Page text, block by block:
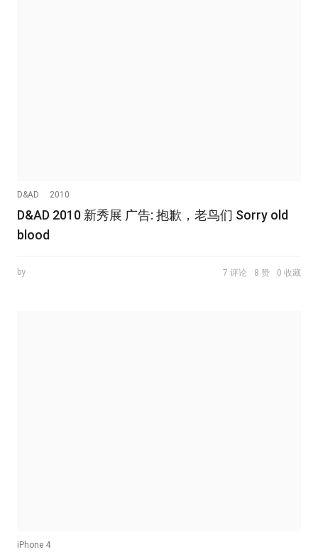
D&AD 2010
D&AD 2010 新秀展 广告: 抱歉，老鸟们 Sorry old
blood
by 7 评论 8 赞 0 收藏
iPhone 4